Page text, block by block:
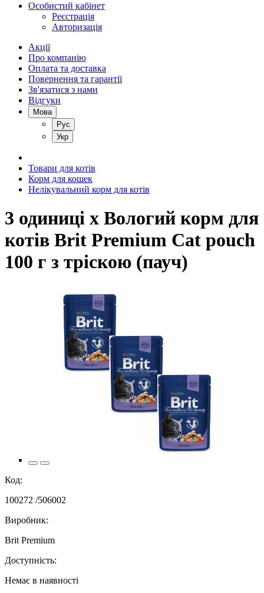
Особистий кабінет
Реєстрація
Авторизація
Акції
Про компанію
Оплата та доставка
Повернення та гарантії
Зв'язатися з нами
Відгуки
Мова
Рус
Укр
Товари для котів
Корм для кошек
Нелікувальний корм для котів
3 одиниці х Вологий корм для
котів Brit Premium Cat pouch
100 г з тріскою (пауч)
Код:
100272 /506002
Виробник:
Brit Premium
Доступність:
Немає в наявності